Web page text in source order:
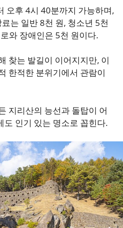
오후 4시 40분까지 가능하며,
는 일반 8천 원, 청소년 5천
와 장애인은 5천 원이다.
찾는 발길이 이어지지만, 이
한적한 분위기에서 관람이
지리산의 능선과 돌탑이 어
도 인기 있는 명소로 꼽힌다.